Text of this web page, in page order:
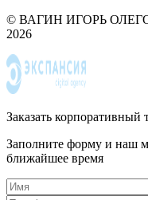
© ВАГИН ИГОРЬ
2026
Заказать корпоративный
Заполните форму и наш
ближайшее время